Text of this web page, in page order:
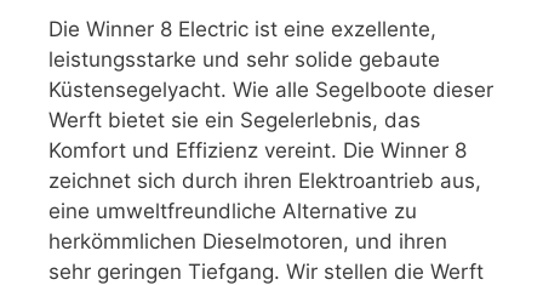
Die Winner 8 Electric ist eine exzellente,
leistungsstarke und sehr solide gebaute
Küstensegelyacht. Wie alle Segelboote dieser
Werft bietet sie ein Segelerlebnis, das
Komfort und Effizienz vereint. Die Winner 8
zeichnet sich durch ihren Elektroantrieb aus,
eine umweltfreundliche Alternative zu
herkömmlichen Dieselmotoren, und ihren
sehr geringen Tiefgang. Wir stellen die Werft